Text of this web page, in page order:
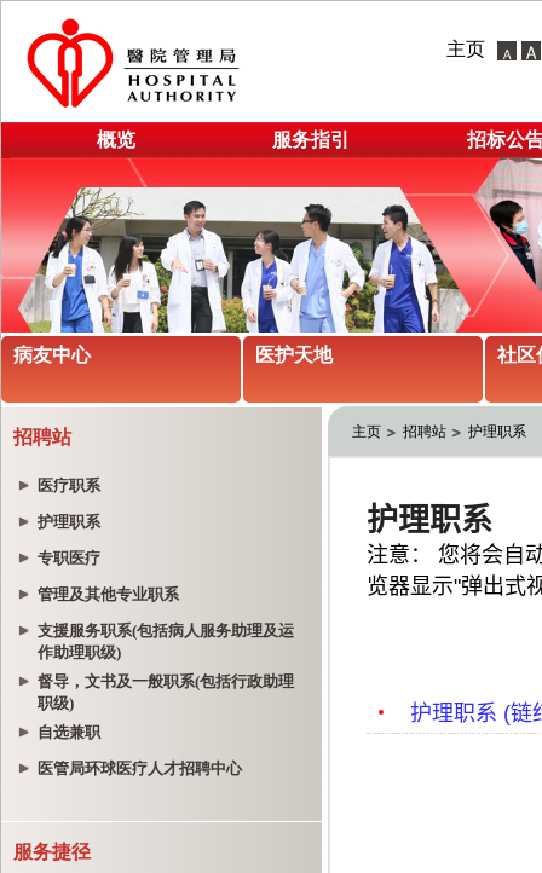
主页
概览 服务指引 招标公
病友中心 医护天地 社区
招聘站
医疗职系
护理职系
专职医疗
管理及其他专业职系
支援服务职系(包括病人服务助理及运
作助理职级)
督导，文书及一般职系(包括行政助理
职级)
自选兼职
医管局环球医疗人才招聘中心
服务捷径
主页 招聘站 护理职系